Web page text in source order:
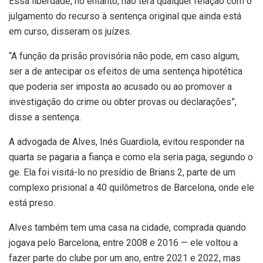
julgamento do recurso à sentença original que ainda está
em curso, disseram os juízes.
“A função da prisão provisória não pode, em caso algum,
ser a de antecipar os efeitos de uma sentença hipotética
que poderia ser imposta ao acusado ou ao promover a
investigação do crime ou obter provas ou declarações”,
disse a sentença.
A advogada de Alves, Inés Guardiola, evitou responder na
quarta se pagaria a fiança e como ela seria paga, segundo o
ge. Ela foi visitá-lo no presídio de Brians 2, parte de um
complexo prisional a 40 quilômetros de Barcelona, onde ele
está preso.
Alves também tem uma casa na cidade, comprada quando
jogava pelo Barcelona, entre 2008 e 2016 — ele voltou a
fazer parte do clube por um ano, entre 2021 e 2022, mas